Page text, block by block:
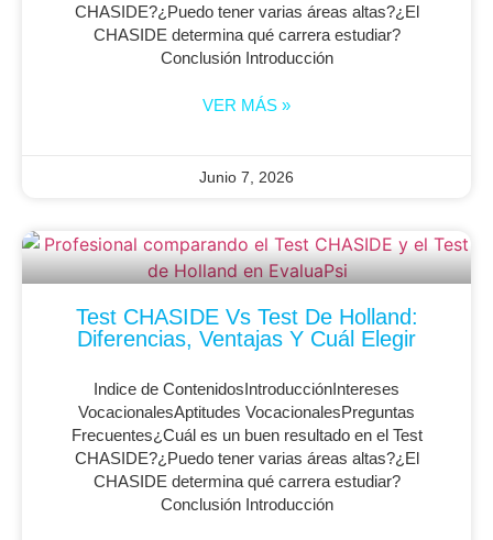
CHASIDE?¿Puedo tener varias áreas altas?¿El
CHASIDE determina qué carrera estudiar?
Conclusión Introducción
VER MÁS »
Junio 7, 2026
Test CHASIDE Vs Test De Holland:
Diferencias, Ventajas Y Cuál Elegir
Indice de ContenidosIntroducciónIntereses
VocacionalesAptitudes VocacionalesPreguntas
Frecuentes¿Cuál es un buen resultado en el Test
CHASIDE?¿Puedo tener varias áreas altas?¿El
CHASIDE determina qué carrera estudiar?
Conclusión Introducción